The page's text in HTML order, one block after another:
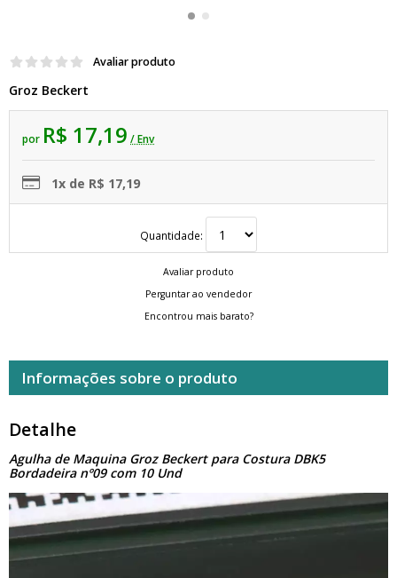
Avaliar produto
Groz Beckert
por R$ 17,19 / Env
1x de R$ 17,19
Quantidade:
Avaliar produto
Perguntar ao vendedor
Encontrou mais barato?
Informações sobre o produto
Detalhe
Agulha de Maquina Groz Beckert para Costura DBK5
Bordadeira nº09 com 10 Und